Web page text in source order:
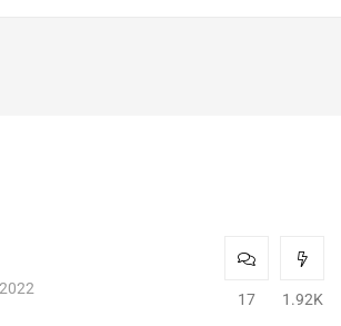
17 1.92K